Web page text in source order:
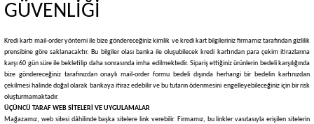
GÜVENLİĞİ
Kredi kartı mail-order yöntemi ile bize göndereceğiniz kimlik ve kredi kart bilgileriniz firmamız tarafından gizlilik
prensibine göre saklanacaktır. Bu bilgiler olası banka ile oluşubilecek kredi kartından para çekim itirazlarına
karşı 60 gün süre ile bekletilip daha sonrasında imha edilmektedir. Sipariş ettiğiniz ürünlerin bedeli karşılığında
bize göndereceğiniz tarafınızdan onaylı mail-order formu bedeli dışında herhangi bir bedelin kartınızdan
çekilmesi halinde doğal olarak bankaya itiraz edebilir ve bu tutarın ödenmesini engelleyebileceğiniz için bir risk
oluşturmamaktadır.
ÜÇÜNCÜ TARAF WEB SİTELERİ VE UYGULAMALAR
Mağazamız, web sitesi dâhilinde başka sitelere link verebilir. Firmamız, bu linkler vasıtasıyla erişilen sitelerin